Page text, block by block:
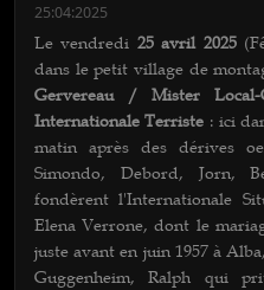
25:04:2025
Le vendredi 25 avril 2025
dans le petit village de
Gervereau / Mister Local-
Internationale Terriste : ici
matin après des dérives
Simondo, Debord, Jorn,
fondèrent l'Internationale
Elena Verrone, dont le
juste avant en juin 1957 à
Guggenheim, Ralph qui